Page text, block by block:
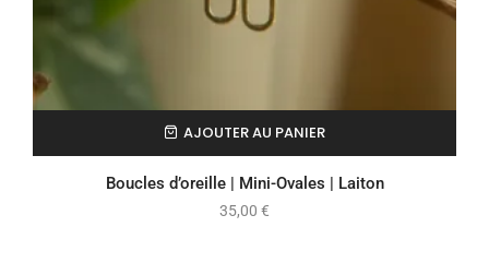
AJOUTER AU PANIER
Boucles d’oreille | Mini-Ovales | Laiton
35,00 €